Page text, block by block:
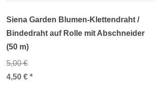
Siena Garden Blumen-Klettendraht /
Bindedraht auf Rolle mit Abschneider
(50 m)
5,00 €
4,50 € *